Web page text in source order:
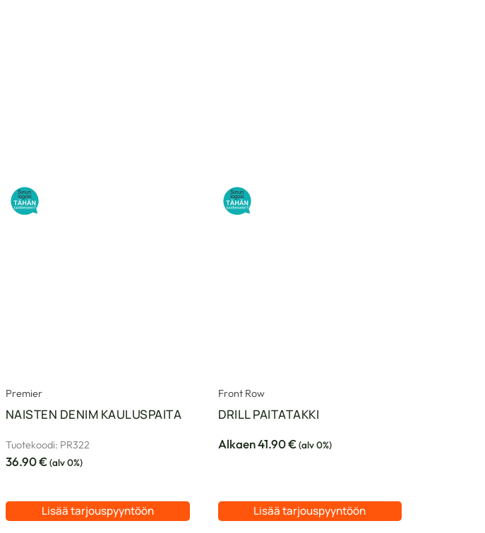
Premier
NAISTEN DENIM KAULUSPAITA
Tuotekoodi: PR322
36.90€(alv 0%)
Lisää tarjouspyyntöön
Front Row
DRILL PAITATAKKI
Alkaen41.90€(alv 0%)
Lisää tarjouspyyntöön